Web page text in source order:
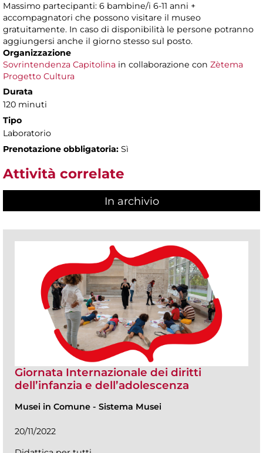
Massimo partecipanti: 6 bambine/i 6-11 anni +
accompagnatori che possono visitare il museo
gratuitamente. In caso di disponibilità le persone potranno
aggiungersi anche il giorno stesso sul posto.
Organizzazione
Sovrintendenza Capitolina in collaborazione con Zètema
Progetto Cultura
Durata
120 minuti
Tipo
Laboratorio
Prenotazione obbligatoria: Sì
Attività correlate
In archivio
Giornata Internazionale dei diritti
dell’infanzia e dell’adolescenza
Musei in Comune - Sistema Musei
20/11/2022